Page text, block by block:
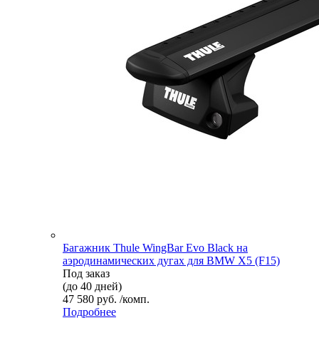
Багажник Thule WingBar Evo Black на
аэродинамических дугах для BMW X5 (F15)
Под заказ
(до 40 дней)
47 580 руб. /комп.
Подробнее